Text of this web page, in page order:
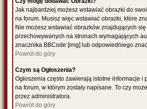
Jak najbardziej możesz wstawiać obrazki do
na forum. Musisz więc wstawiać obrazki, które
Nie możesz wstawiać obrazków znajdujących
przechowywanych na stronach wymagających
znacznika BBCode [img] lub odpowiedniego
Powrót do góry
Czym są Ogłoszenia?
Ogłoszenia często zawierają istotne informacje
na forum, w którym zostały napisane. To czy
przez administratora.
Powrót do góry